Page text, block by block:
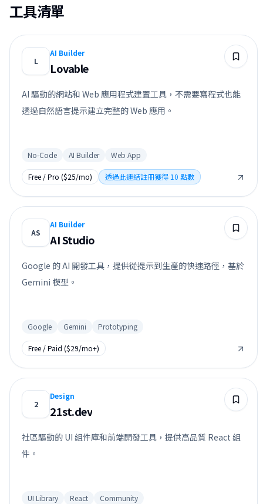
工具清單
L
AI Builder
Lovable
AI 驅動的網站和 Web 應用程式建置工具，不需要寫程式也能
透過自然語言提示建立完整的 Web 應用。
No-Code AI Builder Web App
Free / Pro ($25/mo) 透過此連結註冊獲得 10 點數
AS
AI Builder
AI Studio
Google 的 AI 開發工具，提供從提示到生產的快速路徑，基於
Gemini 模型。
Google Gemini Prototyping
Free / Paid ($29/mo+)
2
Design
21st.dev
社區驅動的 UI 組件庫和前端開發工具，提供高品質 React 組
件。
UI Library React Community